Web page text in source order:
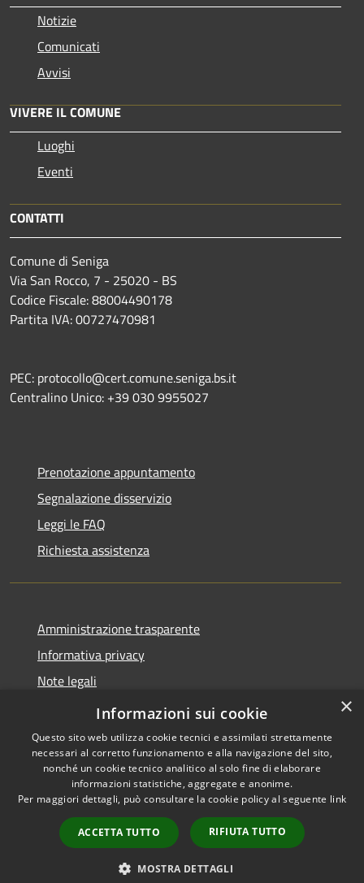
Notizie
Comunicati
Avvisi
VIVERE IL COMUNE
Luoghi
Eventi
CONTATTI
Comune di Seniga
Via San Rocco, 7 - 25020 - BS
Codice Fiscale: 88004490178
Partita IVA: 00727470981
PEC: protocollo@cert.comune.seniga.bs.it
Centralino Unico: +39 030 9955027
Prenotazione appuntamento
Segnalazione disservizio
Leggi le FAQ
Richiesta assistenza
Amministrazione trasparente
Informativa privacy
Note legali
Dichiarazione di accessibilità
Accessibilità
Copyright © 2026 • Comune di
Seniga • Powered by
Municipium•
Accesso
redazione
×
Informazioni sui cookie
Questo sito web utilizza cookie tecnici e assimilati strettamente
necessari al corretto funzionamento e alla navigazione del sito,
nonché un cookie tecnico analitico al solo fine di elaborare
informazioni statistiche, aggregate e anonime.
Per maggiori dettagli, può consultare la cookie policy al seguente link
ACCETTA TUTTO RIFIUTA TUTTO
MOSTRA DETTAGLI